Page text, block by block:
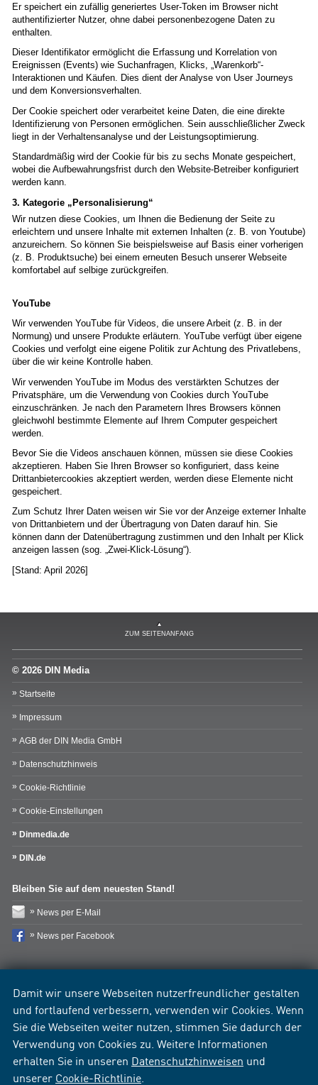
Damit wir unsere Webseiten nutzerfreundlicher gestalten
und fortlaufend verbessern, verwenden wir Cookies. Wenn
Sie die Webseiten weiter nutzen, stimmen Sie dadurch der
Verwendung von Cookies zu. Weitere Informationen
erhalten Sie in unseren Datenschutzhinweisen und
unserer Cookie-Richtlinie
Er speichert ein zufällig generiertes User-Token im Browser nicht
authentifizierter Nutzer, ohne dabei personenbezogene Daten zu
enthalten.
Dieser Identifikator ermöglicht die Erfassung und Korrelation von
Ereignissen (Events) wie Suchanfragen, Klicks, „Warenkorb“-
Interaktionen und Käufen. Dies dient der Analyse von User Journeys
und dem Konversionsverhalten.
Der Cookie speichert oder verarbeitet keine Daten, die eine direkte
Identifizierung von Personen ermöglichen. Sein ausschließlicher Zweck
liegt in der Verhaltensanalyse und der Leistungsoptimierung.
Standardmäßig wird der Cookie für bis zu sechs Monate gespeichert,
wobei die Aufbewahrungsfrist durch den Website-Betreiber konfiguriert
werden kann.
3. Kategorie „Personalisierung“
Wir nutzen diese Cookies, um Ihnen die Bedienung der Seite zu
erleichtern und unsere Inhalte mit externen Inhalten (z. B. von Youtube)
anzureichern. So können Sie beispielsweise auf Basis einer vorherigen
(z. B. Produktsuche) bei einem erneuten Besuch unserer Webseite
komfortabel auf selbige zurückgreifen.
YouTube
Wir verwenden YouTube für Videos, die unsere Arbeit (z. B. in der
Normung) und unsere Produkte erläutern. YouTube verfügt über eigene
Cookies und verfolgt eine eigene Politik zur Achtung des Privatlebens,
über die wir keine Kontrolle haben.
Wir verwenden YouTube im Modus des verstärkten Schutzes der
Privatsphäre, um die Verwendung von Cookies durch YouTube
einzuschränken. Je nach den Parametern Ihres Browsers können
gleichwohl bestimmte Elemente auf Ihrem Computer gespeichert
werden.
Bevor Sie die Videos anschauen können, müssen sie diese Cookies
akzeptieren. Haben Sie Ihren Browser so konfiguriert, dass keine
Drittanbietercookies akzeptiert werden, werden diese Elemente nicht
gespeichert.
Zum Schutz Ihrer Daten weisen wir Sie vor der Anzeige externer Inhalte
von Drittanbietern und der Übertragung von Daten darauf hin. Sie
können dann der Datenübertragung zustimmen und den Inhalt per Klick
anzeigen lassen (sog. „Zwei-Klick-Lösung“).
[Stand: April 2026]
ZUM SEITENANFANG
© 2026 DIN Media
Startseite
Impressum
AGB der DIN Media GmbH
Datenschutzhinweis
Cookie-Richtlinie
Cookie-Einstellungen
Dinmedia.de
DIN.de
Bleiben Sie auf dem neuesten Stand!
News per E-Mail
News per Facebook